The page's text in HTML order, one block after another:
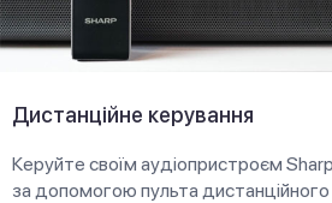
Дистанційне керування
Керуйте своїм аудіопристроєм
за допомогою пульта